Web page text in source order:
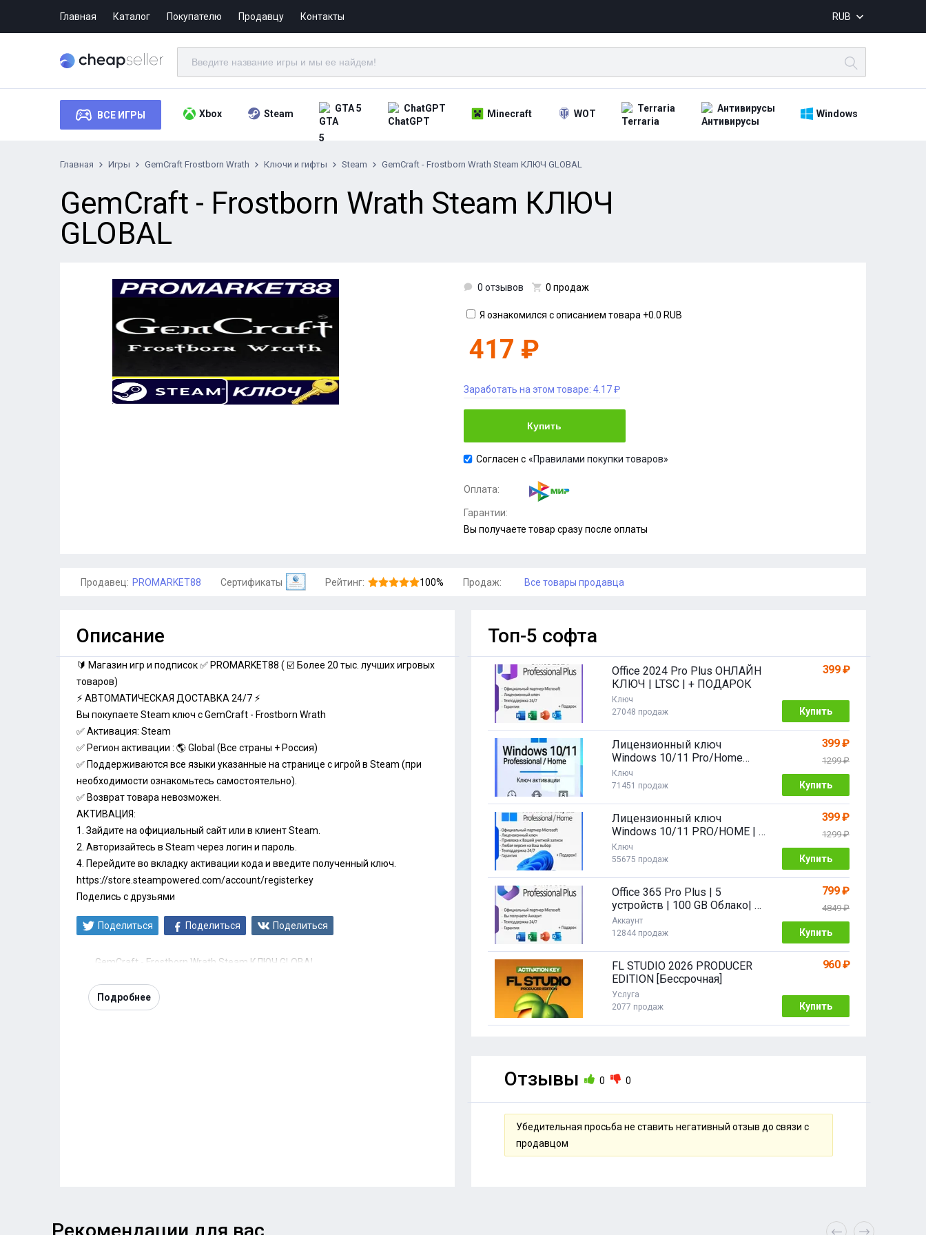
Главная Каталог Покупателю Продавцу Контакты RUB
ВСЕ ИГРЫ Xbox Steam GTA 5 ChatGPT Minecraft WOT Terraria Антивирусы Windows
Главная Игры GemCraft Frostborn Wrath Ключи и гифты Steam GemCraft - Frostborn Wrath Steam КЛЮЧ GLOBAL
GemCraft - Frostborn Wrath Steam КЛЮЧ
GLOBAL
0 отзывов 0 продаж
Я ознакомился с описанием товара +0.0 RUB
417 ₽
Заработать на этом товаре: 4.17 ₽
Купить
Согласен с «Правилами покупки товаров»
Оплата:
Гарантии:
Вы получаете товар сразу после оплаты
Продавец: PROMARKET88 Сертификаты Рейтинг: 100% Продаж: Все товары продавца
Описание
🔰 Магазин игр и подписок ✅ PROMARKET88 ( ☑️ Более 20 тыс. лучших игровых
товаров)
⚡ АВТОМАТИЧЕСКАЯ ДОСТАВКА 24/7 ⚡
Вы покупаете Steam ключ с GemCraft - Frostborn Wrath
✅ Активация: Steam
✅ Регион активации : 🌎 Global (Все страны + Россия)
✅ Поддерживаются все языки указанные на странице с игрой в Steam (при
необходимости ознакомьтесь самостоятельно).
✅ Возврат товара невозможен.
АКТИВАЦИЯ:
1. Зайдите на официальный сайт или в клиент Steam.
2. Авторизайтесь в Steam через логин и пароль.
4. Перейдите во вкладку активации кода и введите полученный ключ.
https://store.steampowered.com/account/registerkey
Поделись с друзьями
Поделиться Поделиться Поделиться
GemCraft - Frostborn Wrath Steam КЛЮЧ GLOBAL
Подробнее
Топ-5 софта
Office 2024 Pro Plus ОНЛАЙН
КЛЮЧ | LTSC | + ПОДАРОК
Ключ
27048 продаж
399 ₽
Купить
Лицензионный ключ
Windows 10/11 Pro/Home
32/64 bit
Ключ
71451 продаж
399 ₽
1299 ₽
Купить
Лицензионный ключ
Windows 10/11 PRO/HOME | с
привязкой
Ключ
55675 продаж
399 ₽
1299 ₽
Купить
Office 365 Pro Plus | 5
устройств | 100 GB Облако| 1
год
Аккаунт
12844 продаж
799 ₽
4849 ₽
Купить
FL STUDIO 2026 PRODUCER
EDITION [Бессрочная]
Услуга
2077 продаж
960 ₽
Купить
Отзывы 0 0
Убедительная просьба не ставить негативный отзыв до связи с
продавцом